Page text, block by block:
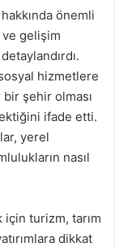
önemli
ve gelişim
hizmetlere
şehir olması
ifade etti.
yerel
nasıl
için turizm, tarım
dikkat